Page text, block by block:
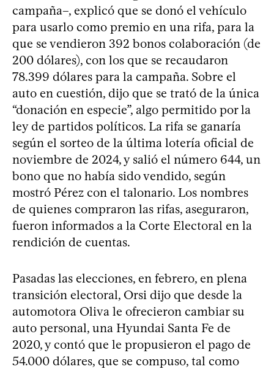
campaña–, explicó que se donó el vehículo
para usarlo como premio en una rifa, para la
que se vendieron 392 bonos colaboración (de
200 dólares), con los que se recaudaron
78.399 dólares para la campaña. Sobre el
auto en cuestión, dijo que se trató de la única
“donación en especie”, algo permitido por la
ley de partidos políticos. La rifa se ganaría
según el sorteo de la última lotería oficial de
noviembre de 2024, y salió el número 644, un
bono que no había sido vendido, según
mostró Pérez con el talonario. Los nombres
de quienes compraron las rifas, aseguraron,
fueron informados a la Corte Electoral en la
rendición de cuentas.
Pasadas las elecciones, en febrero, en plena
transición electoral, Orsi dijo que desde la
automotora Oliva le ofrecieron cambiar su
auto personal, una Hyundai Santa Fe de
2020, y contó que le propusieron el pago de
54.000 dólares, que se compuso, tal como